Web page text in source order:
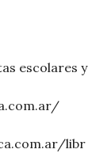
escolares y
libr